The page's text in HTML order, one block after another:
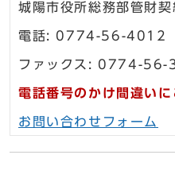
城陽市役所総務部管財
電話: 0774-56-4012
ファックス: 0774-56-
電話番号のかけ間違いに
お問い合わせフォーム